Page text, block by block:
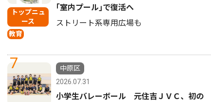
トップニュ
ース
教育
｢室内プール｣で復活へ
ストリート系専用広場も
7
中原区
2026.07.31
小学生バレーボール 元住吉ＪＶＣ、初の